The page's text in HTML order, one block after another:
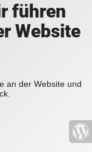
führen
Website
an der Website und